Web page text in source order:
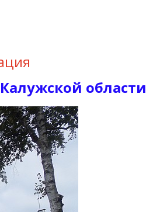
Калужской области